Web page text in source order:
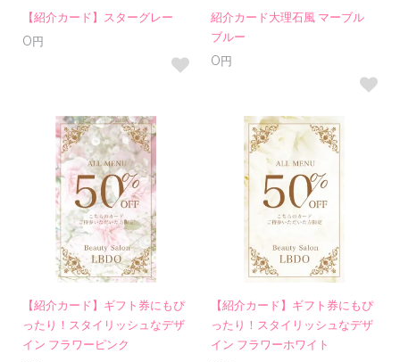
【紹介カード】スターグレー
0円
紹介カード大理石風 マーブル
ブルー
0円
【紹介カード】ギフト券にもぴ
ったり！スタイリッシュなデザ
イン フラワーピンク
【紹介カード】ギフト券にもぴ
ったり！スタイリッシュなデザ
イン フラワーホワイト